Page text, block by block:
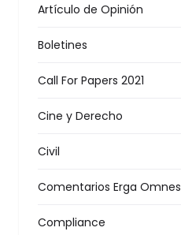
Artículo de Opinión
Boletines
Call For Papers 2021
Cine y Derecho
Civil
Comentarios Erga Omnes
Compliance